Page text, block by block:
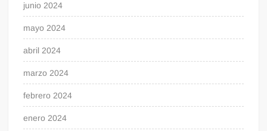
junio 2024
mayo 2024
abril 2024
marzo 2024
febrero 2024
enero 2024